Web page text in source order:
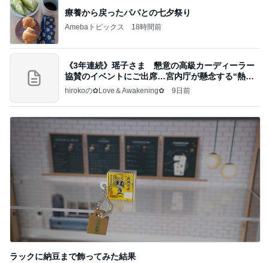
療養から戻ったパパとの七夕祭り
Amebaトピックス 18時間前
《3年連続》瑶子さま 懇意の高級カーディーラー
協賛のイベントにご出席…宮内庁が懸念する“熱心
すぎ
hirokoの✿Love＆Awakening✿ 9日前
ラックに納豆まで飾ってみた結果